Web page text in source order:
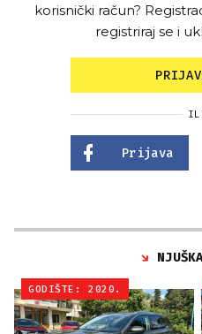
korisnički račun?
registriraj se i
Prijava
GODIŠTE: 2020.